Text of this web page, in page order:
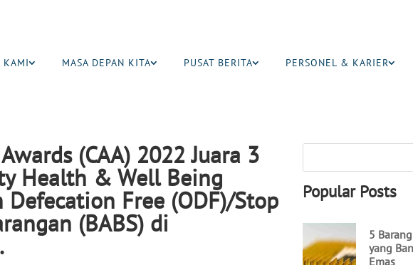
KAMI MASA DEPAN KITA PUSAT BERITA PERSONEL & KARIER
(CAA) 2022 Juara 3
Health & Well Being
Free (ODF)/Stop
(BABS) di
Popular Posts